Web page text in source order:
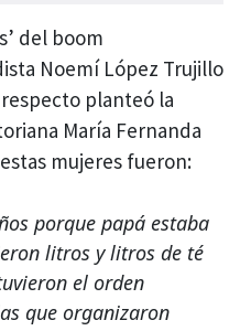
del boom
Noemí López Trujillo
planteó la
María Fernanda
mujeres fueron:
porque papá estaba
litros y litros de té
el orden
que organizaron